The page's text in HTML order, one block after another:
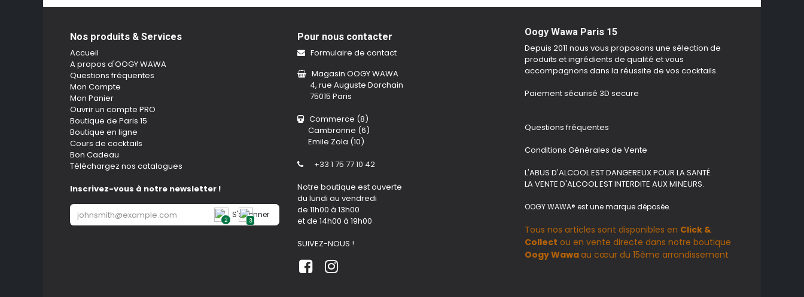
Nos produits & Services
Accueil
A propos d'OOGY WAWA
Questions fréquentes
Mon Compte
Mon Panier
Ouvrir un compte PRO
Boutique de Paris 15
Boutique en ligne
Cours de cocktails
Bon Cadeau
Téléchargez nos catalogues
Inscrivez-vous à notre newsletter !
2 3
S'abonner
Pour nous contacter
Formulaire de contact
Magasin OOGY WAWA
4, rue Auguste Dorchain
75015 Paris
Commerce (8)
Cambronne (6)
Emile Zola (10)
+33 1 75 77 10 42
Notre boutique est ouverte
du lundi au vendredi
de 11h00 à 13h00
et de 14h00 à 19h00
SUIVEZ-NOUS !
Oogy Wawa Paris 15
Depuis 2011 nous vous proposons une sélection de
produits et ingrédients de qualité et vous
accompagnons dans la réussite de vos cocktails.
Paiement sécurisé 3D secure
Questions fréquentes
Conditions Générales de Vente
L'ABUS D'ALCOOL EST DANGEREUX POUR LA SANTÉ.
LA VENTE D'ALCOOL EST INTERDITE AUX MINEURS.
OOGY WAWA® est une marque déposée.
Tous nos articles sont disponibles en Click &
Collect ou en vente directe dans notre boutique
Oogy Wawaau cœur du 15ème arrondissement